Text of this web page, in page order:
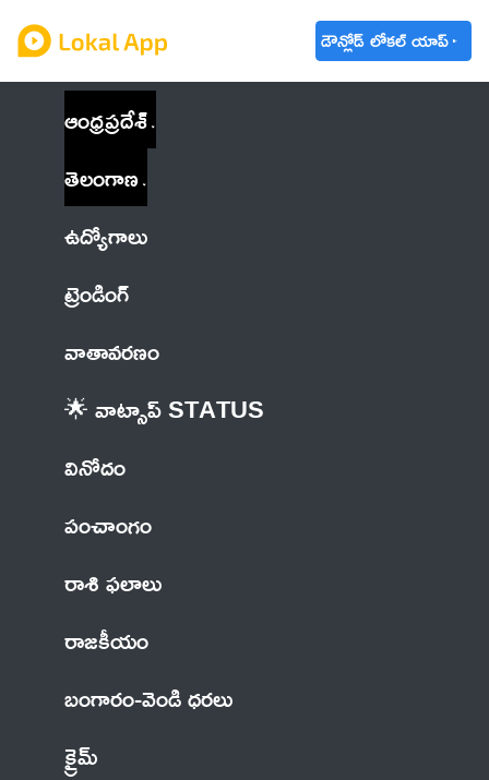
డౌన్లోడ్ లోకల్ యాప్
ఆంధ్రప్రదేశ్
తెలంగాణ
ఉద్యోగాలు
ట్రెండింగ్
వాతావరణం
🌟 వాట్సాప్ STATUS
వినోదం
పంచాంగం
రాశి ఫలాలు
రాజకీయం
బంగారం-వెండి ధరలు
క్రైమ్